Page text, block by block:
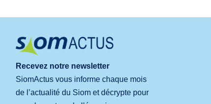
Recevez notre newsletter
SiomActus vous informe chaque mois
de l’actualité du Siom et décrypte pour